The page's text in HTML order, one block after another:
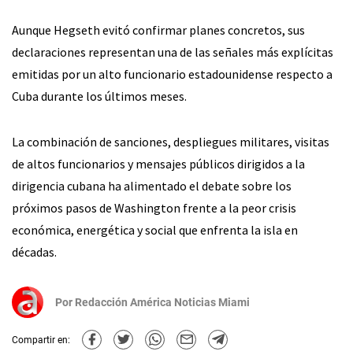
Aunque Hegseth evitó confirmar planes concretos, sus
declaraciones representan una de las señales más explícitas
emitidas por un alto funcionario estadounidense respecto a
Cuba durante los últimos meses.
La combinación de sanciones, despliegues militares, visitas
de altos funcionarios y mensajes públicos dirigidos a la
dirigencia cubana ha alimentado el debate sobre los
próximos pasos de Washington frente a la peor crisis
económica, energética y social que enfrenta la isla en
décadas.
Por Redacción América Noticias Miami
Compartir en: